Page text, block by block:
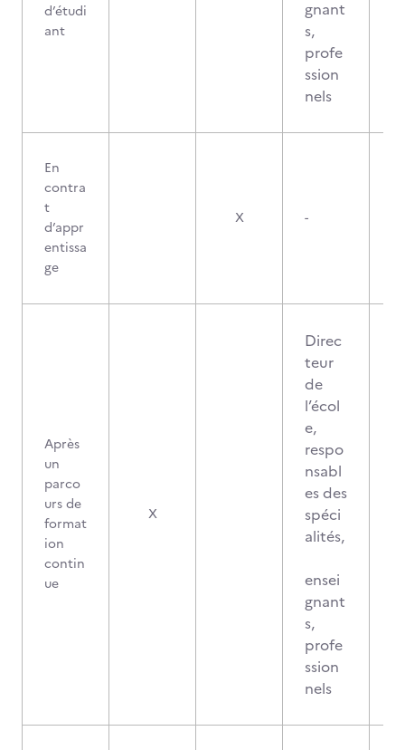
d’étudi
ant
gnant
s,
profe
ssion
nels
En
contra
t
d’appr
entissa
ge
X -
Après
un
parco
urs de
format
ion
contin
ue
X
Direc
teur
de
l’écol
e,
respo
nsabl
es des
spéci
alités,
ensei
gnant
s,
profe
ssion
nels